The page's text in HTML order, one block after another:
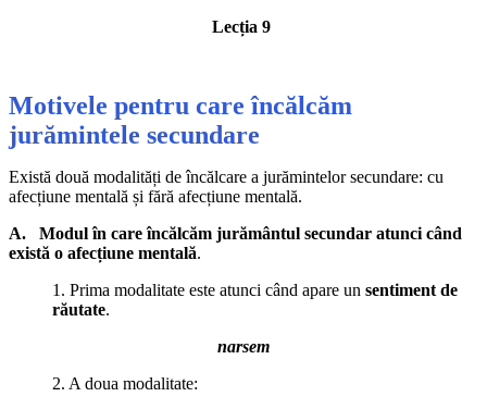
Lecția 9
Motivele pentru care încălcăm
jurămintele secundare
Există două modalități de încălcare a jurămintelor secundare: cu
afecțiune mentală și fără afecțiune mentală.
A. Modul în care încălcăm jurământul secundar atunci când
există o afecțiune mentală.
1. Prima modalitate este atunci când apare un sentiment de
răutate.
narsem
2. A doua modalitate: